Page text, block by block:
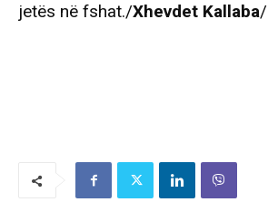
jetës në fshat./Xhevdet Kallaba/